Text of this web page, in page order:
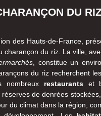
DU
des Hauts-de-France,
charançon du riz. La ville,
, constitue un
du riz recherchent
nombreux restaurantset
réserves de denrées
du climat dans la région,